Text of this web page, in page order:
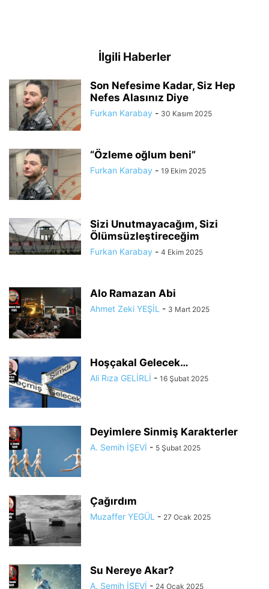
İlgili Haberler
Son Nefesime Kadar, Siz Hep
Nefes Alasınız Diye
Furkan Karabay - 30 Kasım 2025
“Özleme oğlum beni”
Furkan Karabay - 19 Ekim 2025
Sizi Unutmayacağım, Sizi
Ölümsüzleştireceğim
Furkan Karabay - 4 Ekim 2025
Alo Ramazan Abi
Ahmet Zeki YEŞİL - 3 Mart 2025
Hoşçakal Gelecek…
Ali Rıza GELİRLİ - 16 Şubat 2025
Deyimlere Sinmiş Karakterler
A. Semih İŞEVİ - 5 Şubat 2025
Çağırdım
Muzaffer YEGÜL - 27 Ocak 2025
Su Nereye Akar?
A. Semih İŞEVİ - 24 Ocak 2025